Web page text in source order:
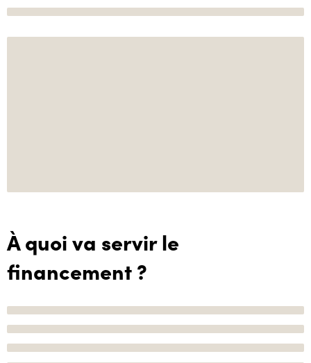
À quoi va servir le
financement ?